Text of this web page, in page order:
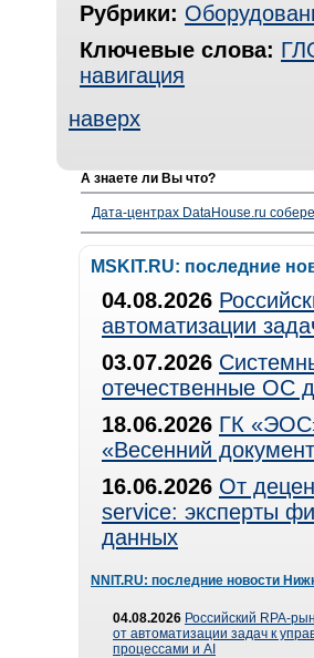
Рубрики:
Ключевые слова:
навигация
наверх
А знаете ли Вы что?
Дата-центрах DataHouse.ru
MSKIT.RU: последние
04.08.2026
автоматизации
03.07.2026
отечественные ОС
18.06.2026 ГК
«Весенний
16.06.2026 От
service: эксперты
данных
NNIT.RU: последние новости
04.08.2026 Российский RPA-
от автоматизации задач к
процессами и AI